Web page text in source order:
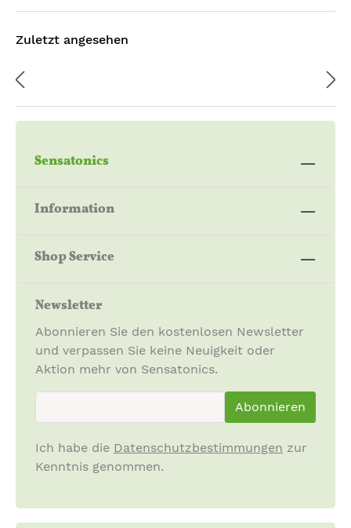
Zuletzt angesehen
Sensatonics
Information
Shop Service
Newsletter
Abonnieren Sie den kostenlosen Newsletter
und verpassen Sie keine Neuigkeit oder
Aktion mehr von Sensatonics.
Abonnieren
Ich habe die Datenschutzbestimmungen zur
Kenntnis genommen.